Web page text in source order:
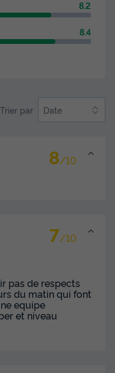
Salle de bain
8.2
8.4
Trier par Date
8/10
7/10
pas de respects
du matin qui font
equipe
et niveau